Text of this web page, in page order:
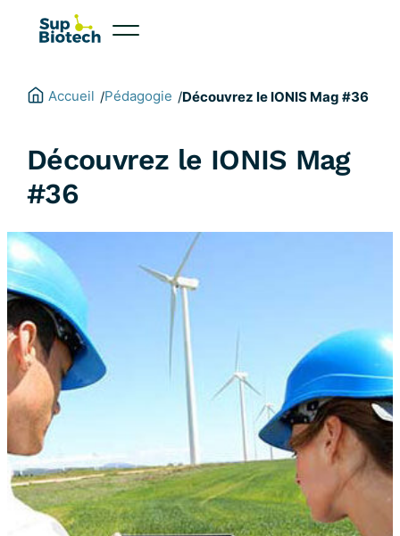
Accueil /Pédagogie /Découvrez le IONIS Mag #36
Découvrez le IONIS Mag
#36